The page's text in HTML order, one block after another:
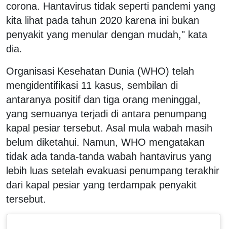
corona. Hantavirus tidak seperti pandemi yang
kita lihat pada tahun 2020 karena ini bukan
penyakit yang menular dengan mudah," kata
dia.
Organisasi Kesehatan Dunia (WHO) telah
mengidentifikasi 11 kasus, sembilan di
antaranya positif dan tiga orang meninggal,
yang semuanya terjadi di antara penumpang
kapal pesiar tersebut. Asal mula wabah masih
belum diketahui. Namun, WHO mengatakan
tidak ada tanda-tanda wabah hantavirus yang
lebih luas setelah evakuasi penumpang terakhir
dari kapal pesiar yang terdampak penyakit
tersebut.